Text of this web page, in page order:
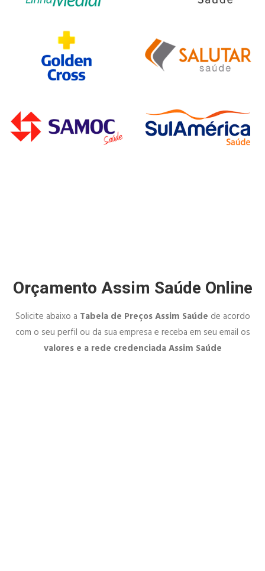
Orçamento Assim Saúde Online
Solicite abaixo a Tabela de Preços Assim Saúde de acordo
com o seu perfil ou da sua empresa e receba em seu email os
valores e a rede credenciada Assim Saúde